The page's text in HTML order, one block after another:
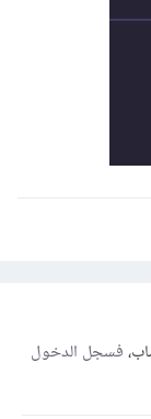
فسجل الدخول